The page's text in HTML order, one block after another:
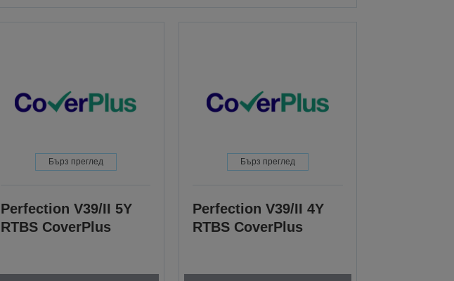
Бърз преглед
Perfection V39/II 5Y
RTBS CoverPlus
Бърз преглед
Perfection V39/II 4Y
RTBS CoverPlus